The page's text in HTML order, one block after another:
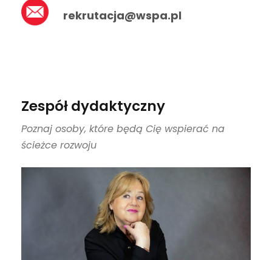
rekrutacja@wspa.pl
Zespół dydaktyczny
Poznaj osoby, które będą Cię wspierać na
ścieżce rozwoju